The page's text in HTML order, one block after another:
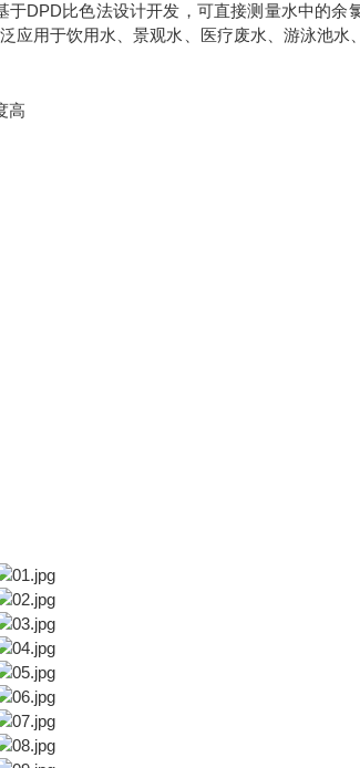
于DPD比色法设计开发，可直接测量水中的余
用于饮用水、景观水、医疗废水、游泳池水
高